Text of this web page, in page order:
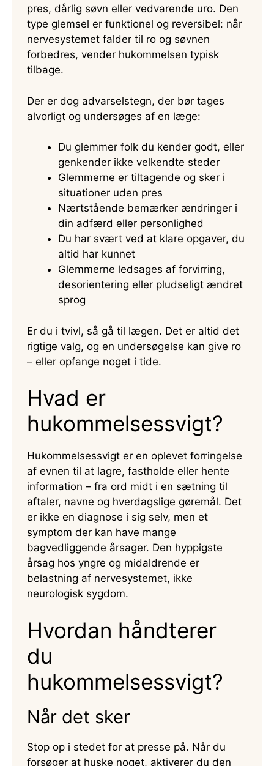
pres, dårlig søvn eller vedvarende uro. Den
type glemsel er funktionel og reversibel: når
nervesystemet falder til ro og søvnen
forbedres, vender hukommelsen typisk
tilbage.
Der er dog advarselstegn, der bør tages
alvorligt og undersøges af en læge:
Du glemmer folk du kender godt, eller
genkender ikke velkendte steder
Glemmerne er tiltagende og sker i
situationer uden pres
Nærtstående bemærker ændringer i
din adfærd eller personlighed
Du har svært ved at klare opgaver, du
altid har kunnet
Glemmerne ledsages af forvirring,
desorientering eller pludseligt ændret
sprog
Er du i tvivl, så gå til lægen. Det er altid det
rigtige valg, og en undersøgelse kan give ro
– eller opfange noget i tide.
Hvad er
hukommelsessvigt?
Hukommelsessvigt er en oplevet forringelse
af evnen til at lagre, fastholde eller hente
information – fra ord midt i en sætning til
aftaler, navne og hverdagslige gøremål. Det
er ikke en diagnose i sig selv, men et
symptom der kan have mange
bagvedliggende årsager. Den hyppigste
årsag hos yngre og midaldrende er
belastning af nervesystemet, ikke
neurologisk sygdom.
Hvordan håndterer
du
hukommelsessvigt?
Når det sker
Stop op i stedet for at presse på. Når du
forsøger at huske noget, aktiverer du den